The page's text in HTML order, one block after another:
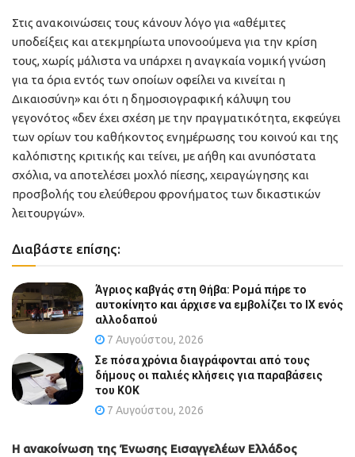
Στις ανακοινώσεις τους κάνουν λόγο για «αθέμιτες
υποδείξεις και ατεκμηρίωτα υπονοούμενα για την κρίση
τους, χωρίς μάλιστα να υπάρχει η αναγκαία νομική γνώση
για τα όρια εντός των οποίων οφείλει να κινείται η
Δικαιοσύνη» και ότι η δημοσιογραφική κάλυψη του
γεγονότος «δεν έχει σχέση με την πραγματικότητα, εκφεύγει
των ορίων του καθήκοντος ενημέρωσης του κοινού και της
καλόπιστης κριτικής και τείνει, με αήθη και ανυπόστατα
σχόλια, να αποτελέσει μοχλό πίεσης, χειραγώγησης και
προσβολής του ελεύθερου φρονήματος των δικαστικών
λειτουργών».
Διαβάστε επίσης:
Άγριος καβγάς στη Θήβα: Ρομά πήρε το
αυτοκίνητο και άρχισε να εμβολίζει το ΙΧ ενός
αλλοδαπού
7 Αυγούστου, 2026
Σε πόσα χρόνια διαγράφονται από τους
δήμους οι παλιές κλήσεις για παραβάσεις
του ΚΟΚ
7 Αυγούστου, 2026
Η ανακοίνωση της Ένωσης Εισαγγελέων Ελλάδος